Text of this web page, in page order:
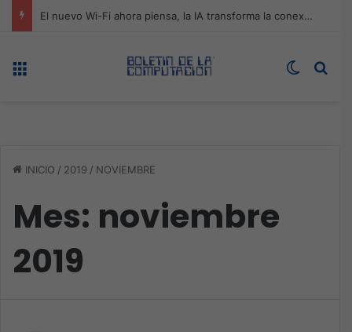
ASUS redefine la productividad y el gaming con la experiencia Duo
Switch
INICIO / 2019 / NOVIEMBRE
Mes: noviembre
2019